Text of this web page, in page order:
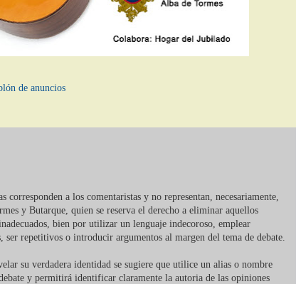
de anuncios
corresponden a los comentaristas y no representan, necesariamente,
y Butarque, quien se reserva el derecho a eliminar aquellos
bien por utilizar un lenguaje indecoroso, emplear
ser repetitivos o introducir argumentos al margen del tema de debate.
su verdadera identidad se sugiere que utilice un alias o nombre
y permitirá identificar claramente la autoria de las opiniones